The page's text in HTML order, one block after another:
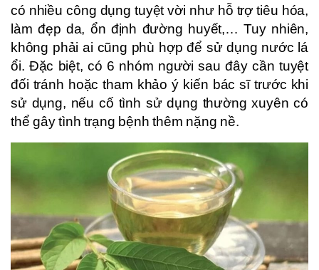
có nhiều công dụng tuyệt vời như hỗ trợ tiêu hóa,
làm đẹp da, ổn định đường huyết,… Tuy nhiên,
không phải ai cũng phù hợp để sử dụng nước lá
ổi. Đặc biệt, có 6 nhóm người sau đây cần tuyệt
đối tránh hoặc tham khảo ý kiến bác sĩ trước khi
sử dụng, nếu cố tình sử dụng thường xuyên có
thể gây tình trạng bệnh thêm nặng nề.